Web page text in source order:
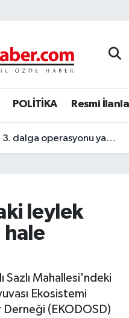
POLİTİKA Resmi
operasyonu yapıldı
leylek
hale
Sazlı Mahallesi'ndeki
Ekosistemi
(EKODOSD)